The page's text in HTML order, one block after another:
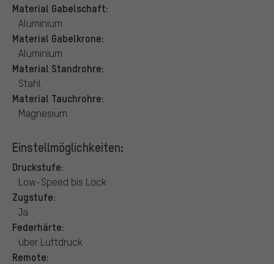
Material Gabelschaft:
Aluminium
Material Gabelkrone:
Aluminium
Material Standrohre:
Stahl
Material Tauchrohre:
Magnesium
Einstellmöglichkeiten:
Druckstufe:
Low-Speed bis Lock
Zugstufe:
Ja
Federhärte:
über Luftdruck
Remote: